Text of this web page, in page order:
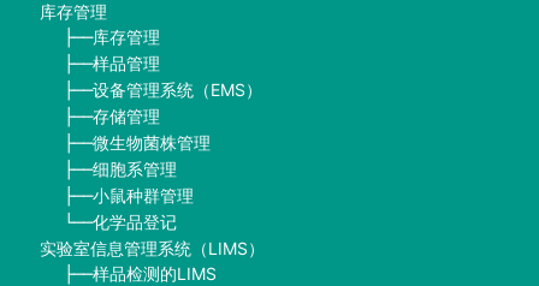
库存管理
├──库存管理
├──样品管理
├──设备管理系统（EMS）
├──存储管理
├──微生物菌株管理
├──细胞系管理
├──小鼠种群管理
└──化学品登记
实验室信息管理系统（LIMS）
├──样品检测的LIMS